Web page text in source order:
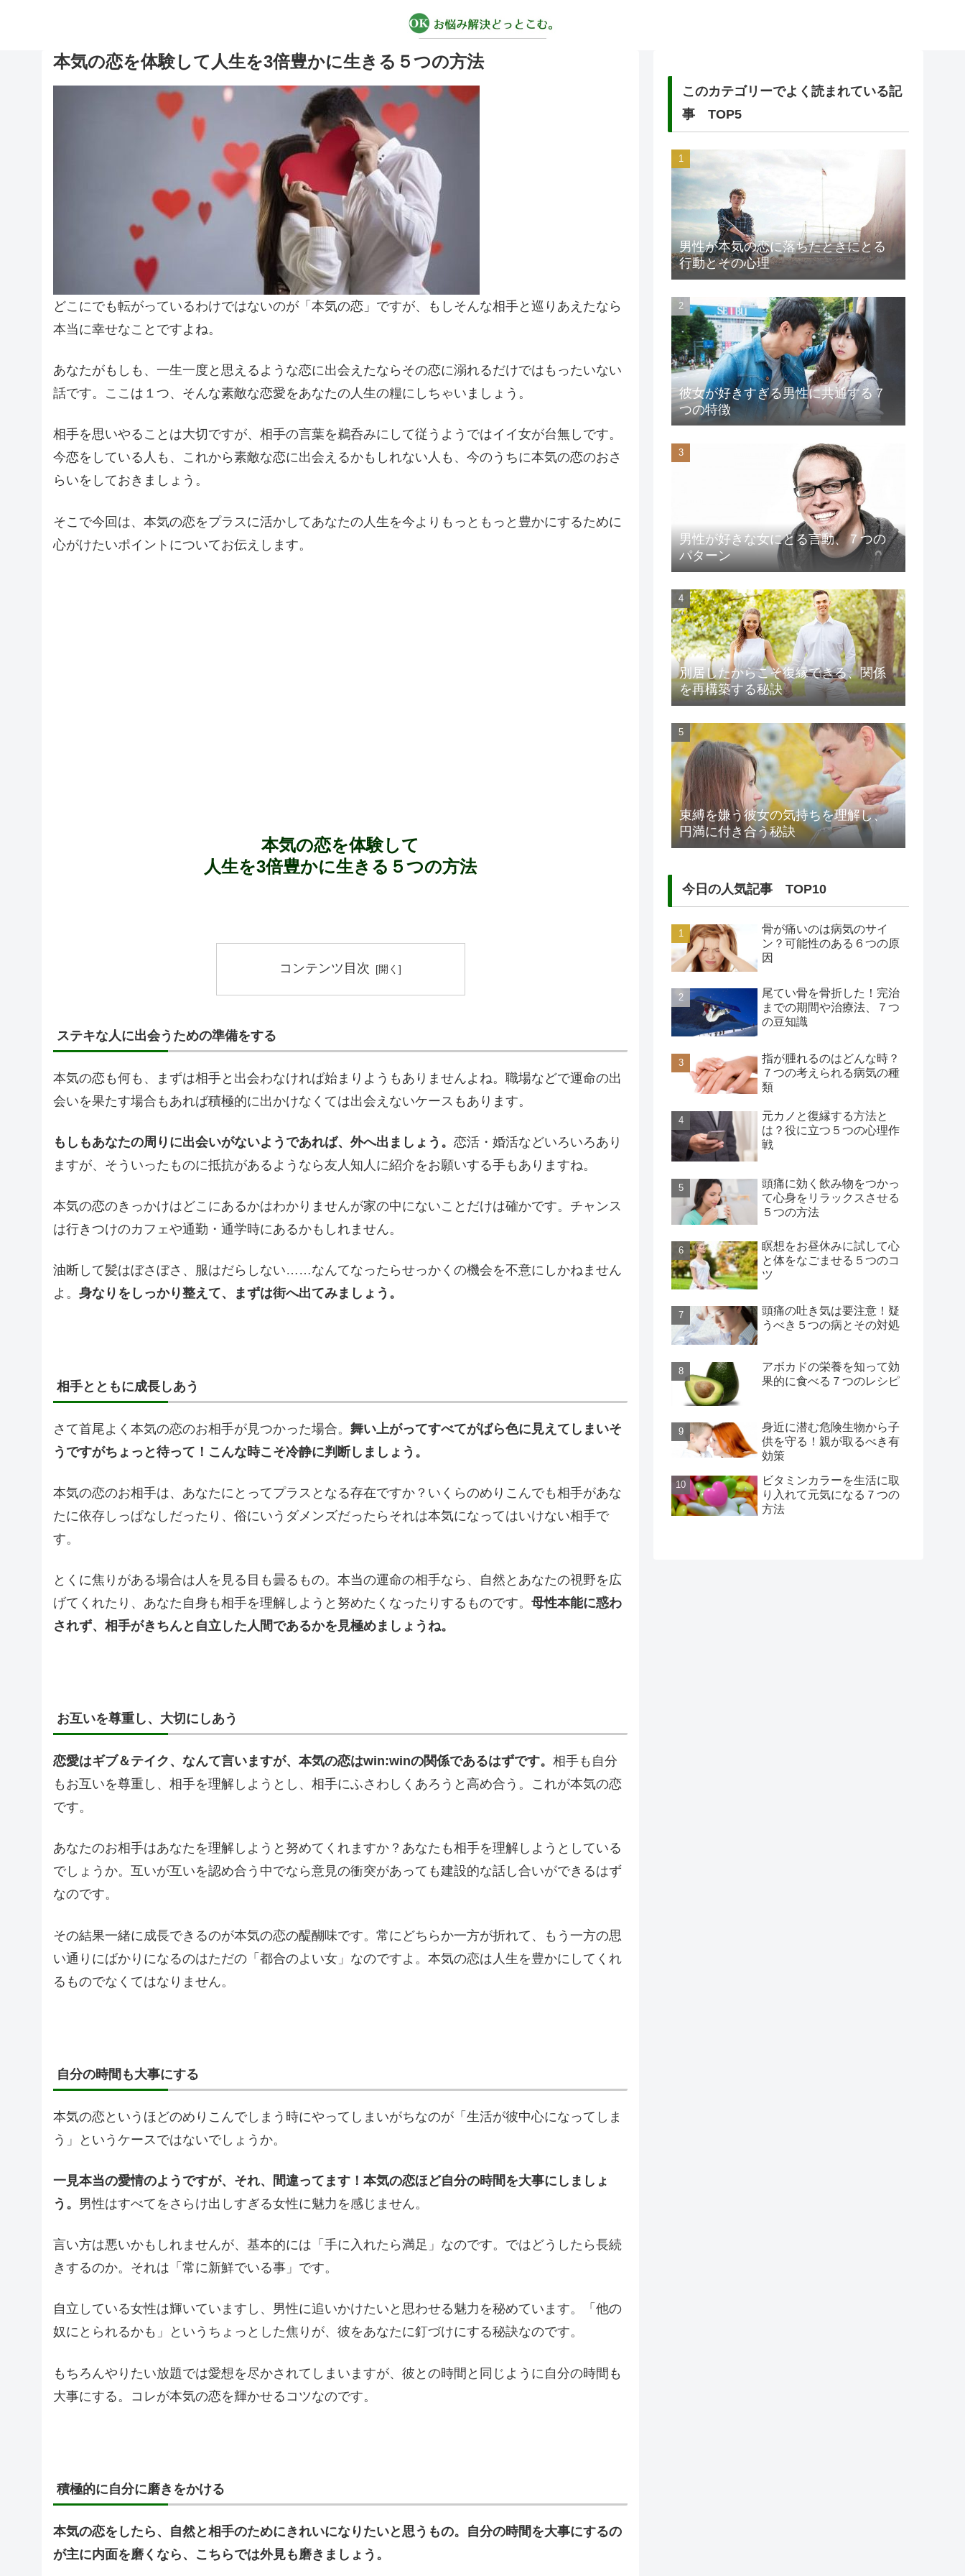
本気の恋を体験して人生を3倍豊かに生きる５つの方法
どこにでも転がっているわけではないのが「本気の恋」ですが、もしそんな相手と巡りあえたなら
本当に幸せなことですよね。
あなたがもしも、一生一度と思えるような恋に出会えたならその恋に溺れるだけではもったいない
話です。ここは１つ、そんな素敵な恋愛をあなたの人生の糧にしちゃいましょう。
相手を思いやることは大切ですが、相手の言葉を鵜呑みにして従うようではイイ女が台無しです。
今恋をしている人も、これから素敵な恋に出会えるかもしれない人も、今のうちに本気の恋のおさ
らいをしておきましょう。
そこで今回は、本気の恋をプラスに活かしてあなたの人生を今よりもっともっと豊かにするために
心がけたいポイントについてお伝えします。
本気の恋を体験して
人生を3倍豊かに生きる５つの方法
コンテンツ目次
ステキな人に出会うための準備をする
本気の恋も何も、まずは相手と出会わなければ始まりようもありませんよね。職場などで運命の出
会いを果たす場合もあれば積極的に出かけなくては出会えないケースもあります。
もしもあなたの周りに出会いがないようであれば、外へ出ましょう。 恋活・婚活などいろいろあり
ますが、そういったものに抵抗があるようなら友人知人に紹介をお願いする手もありますね。
本気の恋のきっかけはどこにあるかはわかりませんが家の中にないことだけは確かです。チャンス
は行きつけのカフェや通勤・通学時にあるかもしれません。
油断して髪はぼさぼさ、服はだらしない……なんてなったらせっかくの機会を不意にしかねません
よ。 身なりをしっかり整えて、まずは街へ出てみましょう。
相手とともに成長しあう
さて首尾よく本気の恋のお相手が見つかった場合。 舞い上がってすべてがばら色に見えてしまいそ
うですがちょっと待って！こんな時こそ冷静に判断しましょう。
本気の恋のお相手は、あなたにとってプラスとなる存在ですか？いくらのめりこんでも相手があな
たに依存しっぱなしだったり、俗にいうダメンズだったらそれは本気になってはいけない相手で
す。
とくに焦りがある場合は人を見る目も曇るもの。本当の運命の相手なら、自然とあなたの視野を広
げてくれたり、あなた自身も相手を理解しようと努めたくなったりするものです。 母性本能に惑わ
されず、相手がきちんと自立した人間であるかを見極めましょうね。
お互いを尊重し、大切にしあう
恋愛はギブ＆テイク、なんて言いますが、本気の恋はwin:winの関係であるはずです。 相手も自分
もお互いを尊重し、相手を理解しようとし、相手にふさわしくあろうと高め合う。これが本気の恋
です。
あなたのお相手はあなたを理解しようと努めてくれますか？あなたも相手を理解しようとしている
でしょうか。互いが互いを認め合う中でなら意見の衝突があっても建設的な話し合いができるはず
なのです。
その結果一緒に成長できるのが本気の恋の醍醐味です。常にどちらか一方が折れて、もう一方の思
い通りにばかりになるのはただの「都合のよい女」なのですよ。本気の恋は人生を豊かにしてくれ
るものでなくてはなりません。
自分の時間も大事にする
本気の恋というほどのめりこんでしまう時にやってしまいがちなのが「生活が彼中心になってしま
う」というケースではないでしょうか。
一見本当の愛情のようですが、それ、間違ってます！本気の恋ほど自分の時間を大事にしましょ
う。 男性はすべてをさらけ出しすぎる女性に魅力を感じません。
言い方は悪いかもしれませんが、基本的には「手に入れたら満足」なのです。ではどうしたら長続
きするのか。それは「常に新鮮でいる事」です。
自立している女性は輝いていますし、男性に追いかけたいと思わせる魅力を秘めています。「他の
奴にとられるかも」というちょっとした焦りが、彼をあなたに釘づけにする秘訣なのです。
もちろんやりたい放題では愛想を尽かされてしまいますが、彼との時間と同じように自分の時間も
大事にする。コレが本気の恋を輝かせるコツなのです。
積極的に自分に磨きをかける
本気の恋をしたら、自然と相手のためにきれいになりたいと思うもの。自分の時間を大事にするの
が主に内面を磨くなら、こちらでは外見も磨きましょう。
このカテゴリーでよく読まれている記
事 TOP5
男性が本気の恋に落ちたときにとる
行動とその心理
彼女が好きすぎる男性に共通する７
つの特徴
男性が好きな女にとる言動、７つの
パターン
別居したからこそ復縁できる、関係
を再構築する秘訣
束縛を嫌う彼女の気持ちを理解し、
円満に付き合う秘訣
今日の人気記事 TOP10
骨が痛いのは病気のサイ
ン？可能性のある６つの原
因
尾てい骨を骨折した！完治
までの期間や治療法、７つ
の豆知識
指が腫れるのはどんな時？
７つの考えられる病気の種
類
元カノと復縁する方法と
は？役に立つ５つの心理作
戦
頭痛に効く飲み物をつかっ
て心身をリラックスさせる
５つの方法
瞑想をお昼休みに試して心
と体をなごませる５つのコ
ツ
頭痛の吐き気は要注意！疑
うべき５つの病とその対処
アボカドの栄養を知って効
果的に食べる７つのレシピ
身近に潜む危険生物から子
供を守る！親が取るべき有
効策
ビタミンカラーを生活に取
り入れて元気になる７つの
方法